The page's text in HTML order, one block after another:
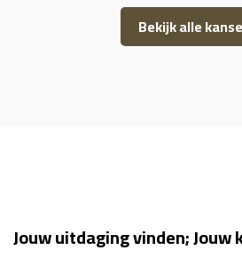
Bekijk alle
Jouw uitdaging vinden; Jouw